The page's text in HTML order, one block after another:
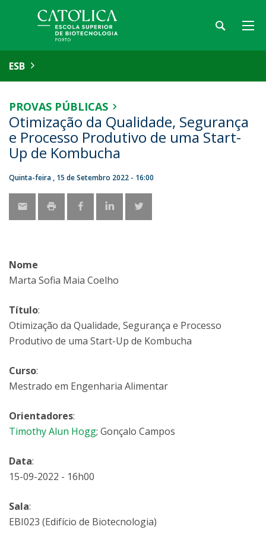
ESB
PROVAS PÚBLICAS
Otimização da Qualidade, Segurança
e Processo Produtivo de uma Start-
Up de Kombucha
Quinta-feira , 15 de Setembro 2022 - 16:00
Nome
Marta Sofia Maia Coelho
Título:
Otimização da Qualidade, Segurança e Processo
Produtivo de uma Start-Up de Kombucha
Curso:
Mestrado em Engenharia Alimentar
Orientadores:
Timothy Alun Hogg; Gonçalo Campos
Data:
15-09-2022 - 16h00
Sala:
EBI023 (Edifício de Biotecnologia)